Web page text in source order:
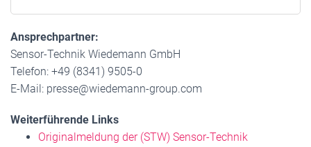
Ansprechpartner:
Sensor-Technik Wiedemann GmbH
Telefon: +49 (8341) 9505-0
E-Mail: presse@wiedemann-group.com
Weiterführende Links
Originalmeldung der (STW) Sensor-Technik